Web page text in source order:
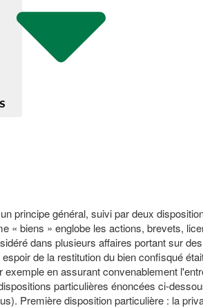
principe général, suivi par deux
« biens » englobe les actions, brevets,
dans plusieurs affaires portant sur
de la restitution du bien confisqué
en assurant convenablement
particulières énoncées ci-
Première disposition particulière : la